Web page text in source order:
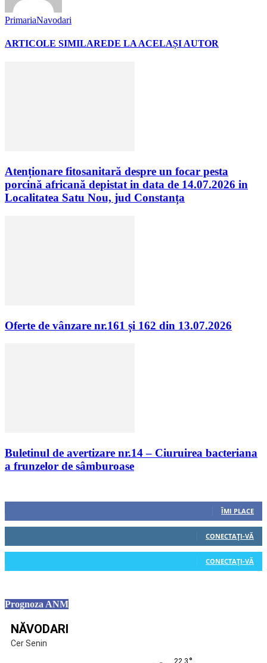
PrimariaNavodari
ARTICOLE SIMILAREDE LA ACELAȘI AUTOR
Atenționare fitosanitară despre un focar pesta
porcină africană depistat in data de 14.07.2026 in
Localitatea Satu Nou, jud Constanța
Oferte de vânzare nr.161 și 162 din 13.07.2026
Buletinul de avertizare nr.14 – Ciuruirea bacteriana
a frunzelor de sâmburoase
ÎMI PLACE
CONECTAȚI-VĂ
CONECTAȚI-VĂ
Prognoza ANM
NĂVODARI
Cer Senin